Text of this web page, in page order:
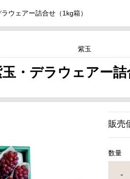
ウェアー詰合せ（1kg箱）
紫玉
・デラウェアー詰
販売
数量
-